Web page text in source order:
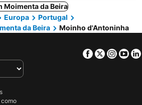
Moimenta da Beira
Europa
Portugal
da Beira Moinho d'Antoninha
Facebook
Twitter